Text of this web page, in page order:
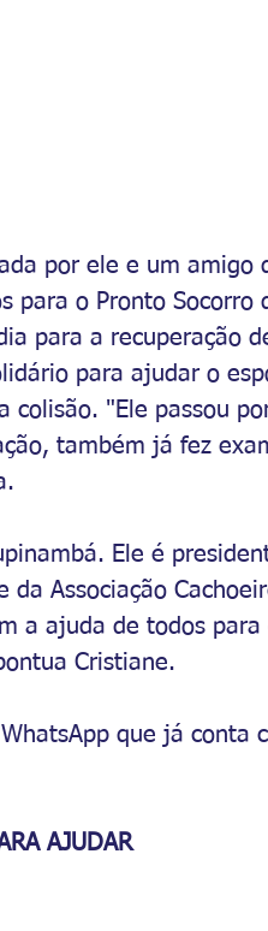
por ele e um amigo
para o Pronto
para a recuperação
para ajudar o
colisão. "Ele passou
também já fez
Ele é
da Associação
a ajuda de todos
Cristiane.
que já conta
AJUDAR